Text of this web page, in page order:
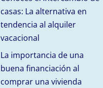
casas: La alternativa en
tendencia al alquiler
vacacional
La importancia de una
buena financiación al
comprar una vivienda